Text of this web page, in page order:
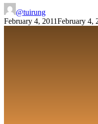
@tuirung
February 4, 2011February 4,